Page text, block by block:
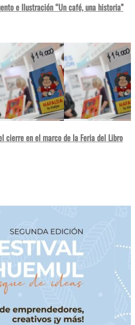
e Ilustración “Un café, una historia”
cierre en el marco de la Feria del Libro